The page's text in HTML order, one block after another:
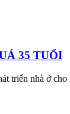
35 TUỔI
triển nhà ở